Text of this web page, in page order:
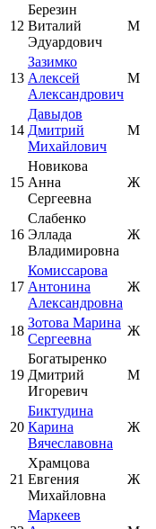
12
Березин
Виталий
Эдуардович
М
13
Зазимко
Алексей
Александрович
М
14
Давыдов
Дмитрий
Михайлович
М
15
Новикова
Анна
Сергеевна
Ж
16
Слабенко
Эллада
Владимировна
Ж
17
Комиссарова
Антонина
Александровна
Ж
18
Зотова Марина
Сергеевна
Ж
19
Богатыренко
Дмитрий
Игоревич
М
20
Биктудина
Карина
Вячеславовна
Ж
21
Храмцова
Евгения
Михайловна
Ж
Маркеев